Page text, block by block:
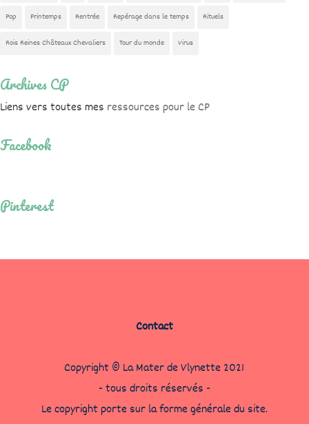
Pop Printemps Rentrée Repérage dans le temps Rituels
Rois Reines Châteaux Chevaliers Tour du monde Virus
Archives CP
Liens vers toutes mes ressources pour le CP
Facebook
Pinterest
Contact
Copyright © La Mater de Vlynette 2021
- tous droits réservés -
Le copyright porte sur la forme générale du site.